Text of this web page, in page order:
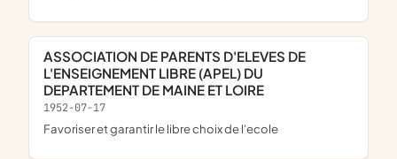
ASSOCIATION DE PARENTS D'ELEVES DE
L'ENSEIGNEMENT LIBRE (APEL) DU
DEPARTEMENT DE MAINE ET LOIRE
1952-07-17
favoriser et garantir le libre choix de l'ecole